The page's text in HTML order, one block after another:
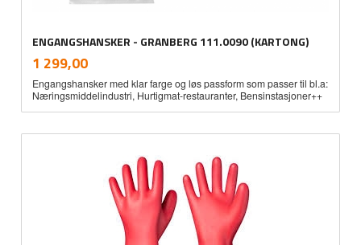
ENGANGSHANSKER - GRANBERG 111.0090 (KARTONG)
Pris
1 299,00mva.
Engangshansker med klar farge og løs passform som passer til bl.a:
Næringsmiddelindustri, Hurtigmat-restauranter, Bensinstasjoner++